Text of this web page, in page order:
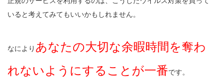
いると考えてみてもいいかもしれません。
なにより あなたの大切な余暇時間を奪わ
れないようにすることが一番です。